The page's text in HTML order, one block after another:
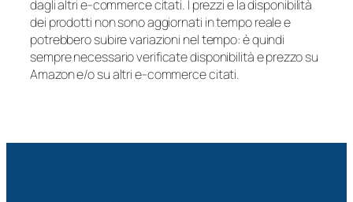
dagli altri e-commerce citati. I prezzi e la disponibilità
dei prodotti non sono aggiornati in tempo reale e
potrebbero subire variazioni nel tempo: è quindi
sempre necessario verificate disponibilità e prezzo su
Amazon e/o su altri e-commerce citati.